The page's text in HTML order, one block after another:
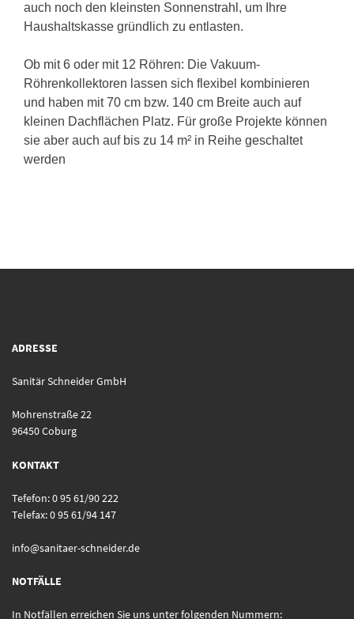
auch noch den kleinsten Sonnenstrahl, um Ihre
Haushaltskasse gründlich zu entlasten.
Ob mit 6 oder mit 12 Röhren: Die Vakuum-
Röhrenkollektoren lassen sich flexibel kombinieren
und haben mit 70 cm bzw. 140 cm Breite auch auf
kleinen Dachflächen Platz. Für große Projekte können
sie aber auch auf bis zu 14 m² in Reihe geschaltet
werden
ADRESSE
Sanitär Schneider GmbH
Mohrenstraße 22
96450 Coburg
KONTAKT
Tefefon: 0 95 61/90 222
Telefax: 0 95 61/94 147
info@sanitaer-schneider.de
NOTFÄLLE
In Notfällen erreichen Sie uns unter folgenden Nummern: